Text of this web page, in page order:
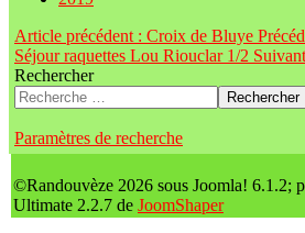
Article précédent : Croix de Bluye
Séjour raquettes Lou Riouclar 1/2 Suivant
Rechercher
Rechercher
Paramètres de recherche
©Randouvèze 2026 sous Joomla! 6.1.2;
Ultimate 2.2.7 de JoomShaper